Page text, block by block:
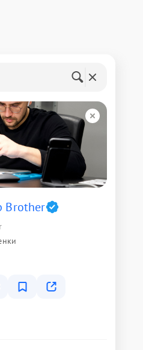
Brother